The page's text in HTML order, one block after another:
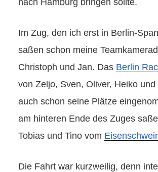
Im Zug, den ich erst in Berlin-
saßen schon meine
Christoph und Jan. Das Berlin
von Zeljo, Sven, Oliver, Heiko
auch schon seine Plätze
am hinteren Ende des Zuges
Tobias und Tino vom
Die Fahrt war kurzweilig, denn